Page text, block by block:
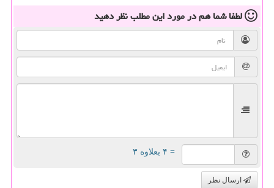
لطفا شما همدر مورد این مطلبنظر دهید
= ۴ بعلاوه ۳
ارسال نظر